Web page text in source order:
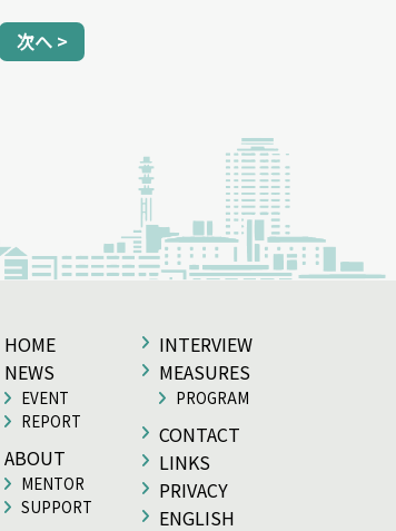
次へ >
HOME
NEWS
EVENT
REPORT
ABOUT
MENTOR
SUPPORT
INTERVIEW
MEASURES
PROGRAM
CONTACT
LINKS
PRIVACY
ENGLISH